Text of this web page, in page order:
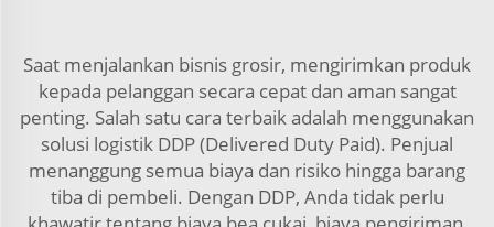
Saat menjalankan bisnis grosir, mengirimkan produk
kepada pelanggan secara cepat dan aman sangat
penting. Salah satu cara terbaik adalah menggunakan
solusi logistik DDP (Delivered Duty Paid). Penjual
menanggung semua biaya dan risiko hingga barang
tiba di pembeli. Dengan DDP, Anda tidak perlu